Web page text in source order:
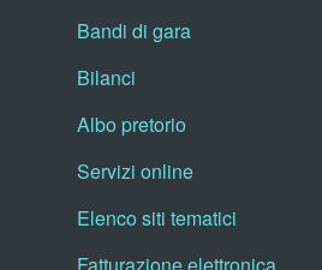
Bandi di gara
Bilanci
Albo pretorio
Servizi online
Elenco siti tematici